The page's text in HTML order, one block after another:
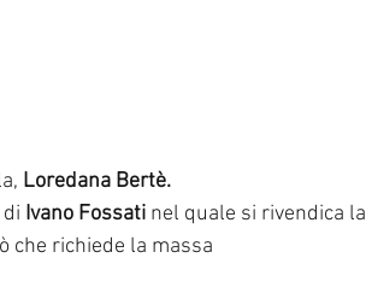
Loredana Bertè.
Ivano Fossati nel quale si rivendica la
che richiede la massa